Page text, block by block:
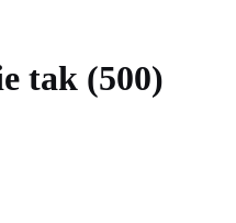
tak (500)